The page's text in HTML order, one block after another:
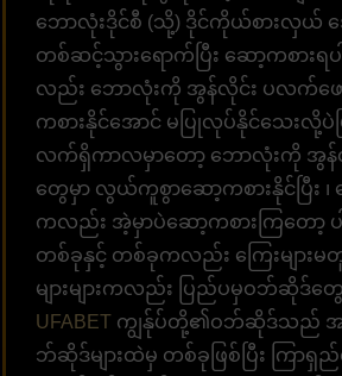
ဘောလုံးဒိုင်စီ (သို့) ဒိုင်ကိုယ်စားလှယ်
တစ်ဆင့်သွားရောက်ပြီး ဆော့ကစား
လည်း ဘောလုံးကို အွန်လိုင်း ပလက်ဖော
ကစားနိုင်အောင် မပြုလုပ်နိုင်သေးလို့ပဲ
လက်ရှိကာလမှာတော့ ‌ဘောလုံးကို အွန်လို
တွေမှာ လွယ်ကူစွာဆော့ကစားနိုင်ပြီး ၊ တ
ကလည်း အဲ့မှာပဲဆော့ကစားကြတော့
တစ်ခုနှင့် တစ်ခုကလည်း ကြေးများ
များများကလည်း ပြည်ပမှဝဘ်ဆိုဒ်တွ
UFABET ကျွန်ုပ်တို့၏ဝဘ်ဆိုဒ်သည် အ
ဘ်ဆိုဒ်များထဲမှ တစ်ခုဖြစ်ပြီး ကြာ